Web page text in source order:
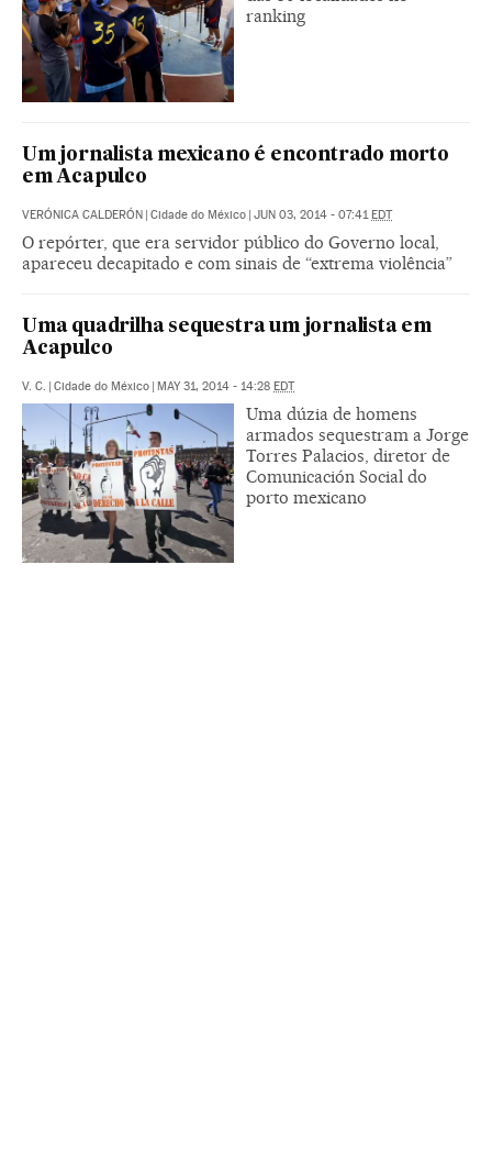
ranking
Um jornalista mexicano é encontrado morto
em Acapulco
VERÓNICA CALDERÓN | Cidade do México | JUN 03, 2014 - 07:41EDT
O repórter, que era servidor público do Governo local,
apareceu decapitado e com sinais de “extrema violência”
Uma quadrilha sequestra um jornalista em
Acapulco
V. C. | Cidade do México | MAY 31, 2014 - 14:28 EDT
Uma dúzia de homens
armados sequestram a Jorge
Torres Palacios, diretor de
Comunicación Social do
porto mexicano